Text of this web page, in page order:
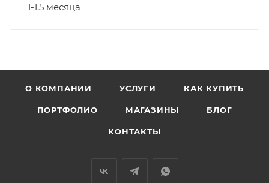
1-1,5 месяца
О КОМПАНИИ УСЛУГИ КАК КУПИТЬ
ПОРТФОЛИО МАГАЗИНЫ БЛОГ
КОНТАКТЫ